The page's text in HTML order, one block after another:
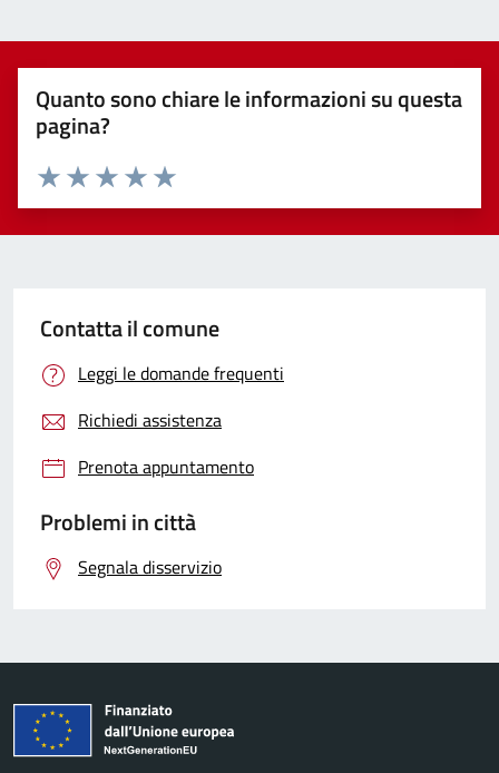
Quanto sono chiare le informazioni su questa
pagina?
Valuta 5 stelle su 5
Valuta 4 stelle su 5
Valuta 3 stelle su 5
Valuta 2 stelle su 5
Valuta 1 stelle su 5
Contatta il comune
Leggi le domande frequenti
Richiedi assistenza
Prenota appuntamento
Problemi in città
Segnala disservizio